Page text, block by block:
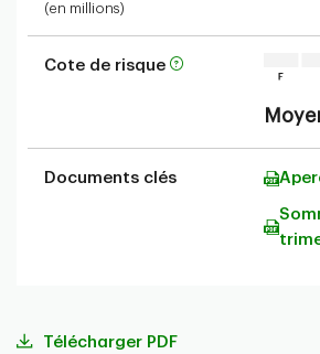
(en millions)
Cote de risque
Documents clés
Télécharger PDF